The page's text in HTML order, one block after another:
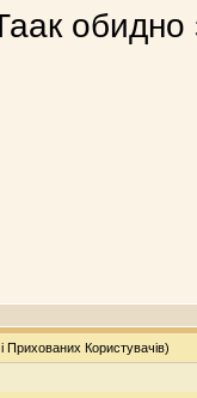
Прихованих Користувачів)